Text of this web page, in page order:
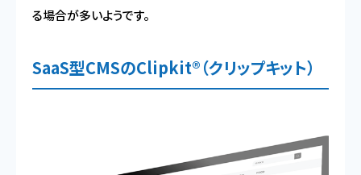
る場合が多いようです。
SaaS型CMSのClipkit®（クリップキット）